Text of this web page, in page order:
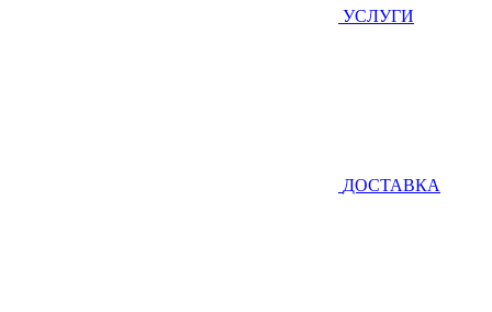
УСЛУГИ
ДОСТАВКА